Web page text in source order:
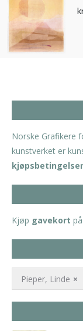
Norske Grafikere
kunstverket er
Kjøp gavekort
×
Pieper, Linde